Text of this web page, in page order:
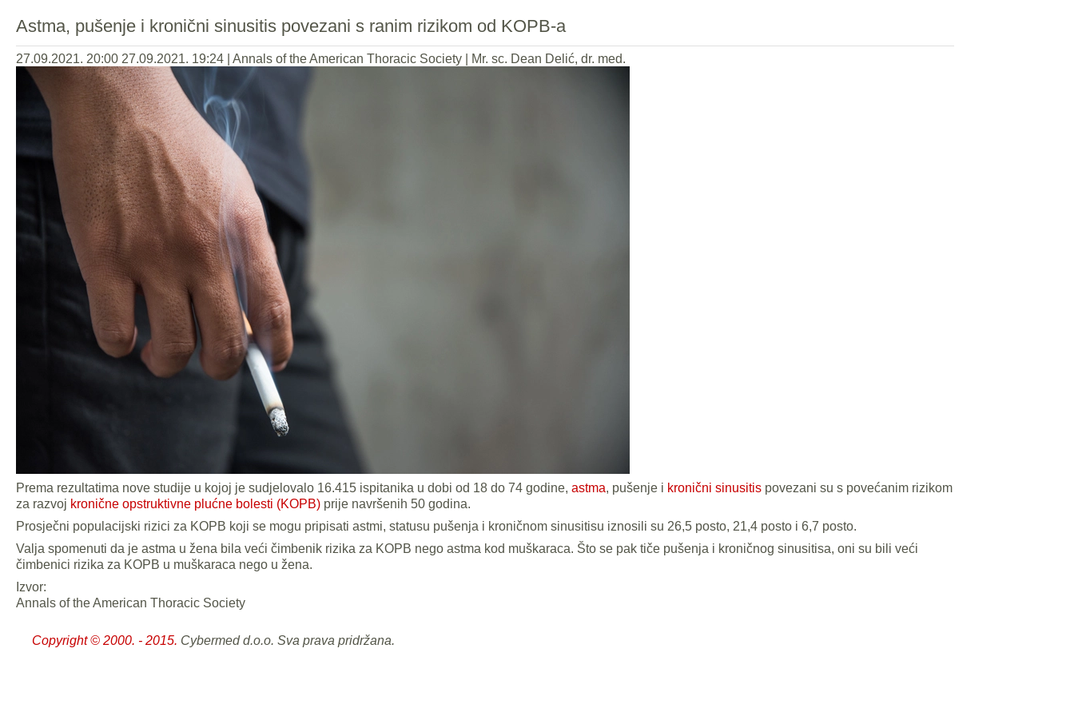
Astma, pušenje i kronični sinusitis povezani s ranim rizikom od KOPB-a
27.09.2021. 20:00 27.09.2021. 19:24 Annals of the American Thoracic Society Mr. sc. Dean Delić, dr. med.
Prema rezultatima nove studije u kojoj je sudjelovalo 16.415 ispitanika u dobi od 18 do 74 godine, astma, pušenje i kronični sinusitis povezani su s povećanim rizikom
za razvoj kronične opstruktivne plućne bolesti (KOPB) prije navršenih 50 godina.
Prosječni populacijski rizici za KOPB koji se mogu pripisati astmi, statusu pušenja i kroničnom sinusitisu iznosili su 26,5 posto, 21,4 posto i 6,7 posto.
Valja spomenuti da je astma u žena bila veći čimbenik rizika za KOPB nego astma kod muškaraca. Što se pak tiče pušenja i kroničnog sinusitisa, oni su bili veći
čimbenici rizika za KOPB u muškaraca nego u žena.
Izvor:
Annals of the American Thoracic Society
Copyright © 2000. - 2015. Cybermed d.o.o. Sva prava pridržana.